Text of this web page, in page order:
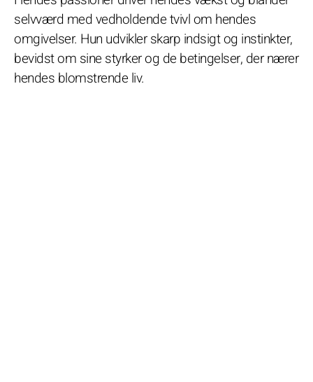
selvværd med vedholdende tvivl om hendes
omgivelser. Hun udvikler skarp indsigt og instinkter,
bevidst om sine styrker og de betingelser, der nærer
hendes blomstrende liv.